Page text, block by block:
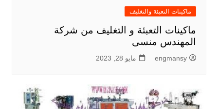
ماكينات التعبئة والتغليف
ماكينات التعبئة و التغليف من شركة
المهندس منسى
engmansy مايو 28, 2023